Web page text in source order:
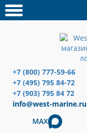
+7 (800) 777-59-66
+7 (495) 795 84-72
+7 (903) 795 84 72
info@west-marine.ru
MAX